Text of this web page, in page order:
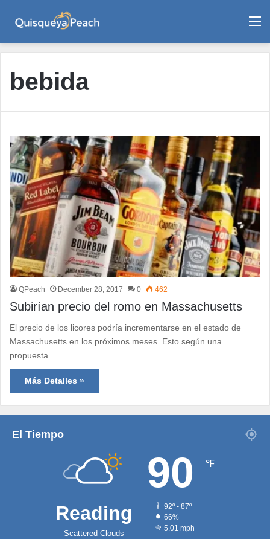
bebida
QPeach December 28, 2017 0 462
Subirían precio del romo en Massachusetts
El precio de los licores podría incrementarse en el estado de
Massachusetts en los próximos meses. Esto según una
propuesta…
Más Detalles »
El Tiempo
Reading
Scattered Clouds
90 ℉
92º - 87º
66%
5.01 mph